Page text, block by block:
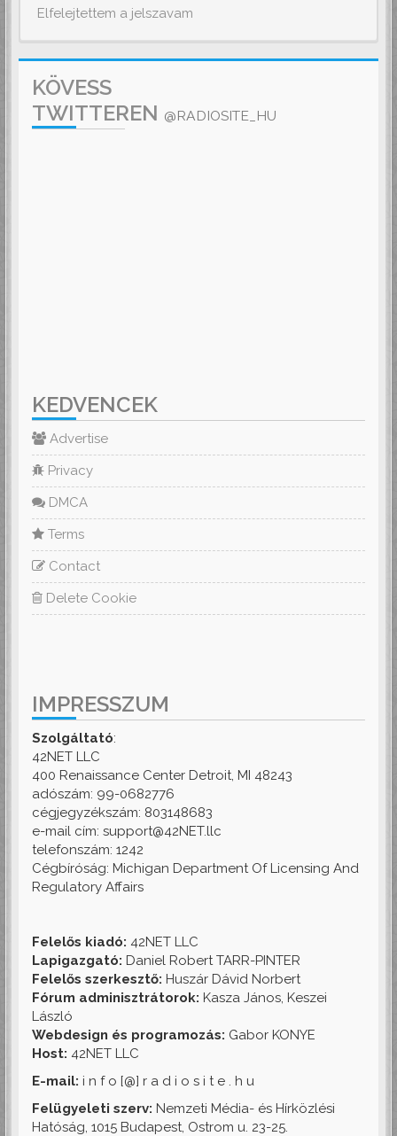
Elfelejtettem a jelszavam
KÖVESS
TWITTEREN @RADIOSITE_HU
KEDVENCEK
Advertise
Privacy
DMCA
Terms
Contact
Delete Cookie
IMPRESSZUM
Szolgáltató:
42NET LLC
400 Renaissance Center Detroit, MI 48243
adószám: 99-0682776
cégjegyzékszám: 803148683
e-mail cím: support@42NET.llc
telefonszám: 1242
Cégbíróság: Michigan Department Of Licensing And
Regulatory Affairs
Felelős kiadó: 42NET LLC
Lapigazgató: Daniel Robert TARR-PINTER
Felelős szerkesztő: Huszár Dávid Norbert
Fórum adminisztrátorok: Kasza János, Keszei
László
Webdesign és programozás: Gabor KONYE
Host: 42NET LLC
E-mail: i n f o [@] r a d i o s i t e . h u
Felügyeleti szerv: Nemzeti Média- és Hírközlési
Hatóság, 1015 Budapest, Ostrom u. 23-25.